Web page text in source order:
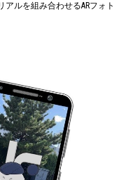
ルを組み合わせるARフォト